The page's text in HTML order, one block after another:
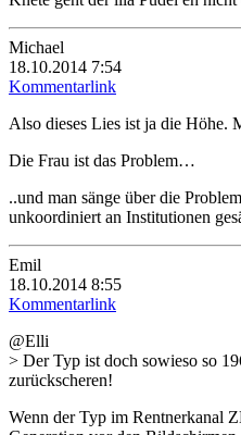
Michael
18.10.2014 7:54
Kommentarlink
Also dieses Lies ist ja die Höhe.
Die Frau ist das Problem…
..und man sänge über die
unkoordiniert an Institutionen
Emil
18.10.2014 8:55
Kommentarlink
@Elli
> Der Typ ist doch sowieso so
zurückscheren!
Wenn der Typ im Rentnerkanal